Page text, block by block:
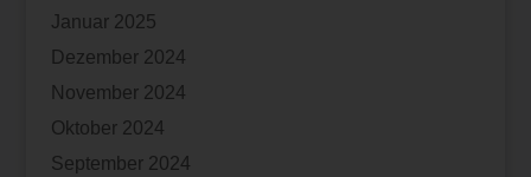
Januar 2025
Dezember 2024
November 2024
Oktober 2024
September 2024